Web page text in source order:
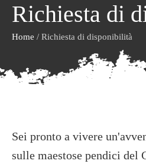
Richiesta di
Home / Richiesta di disponibilità
Sei pronto a vivere
sulle maestose pendici del